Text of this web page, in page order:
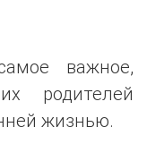
важное,
родителей
жизнью.